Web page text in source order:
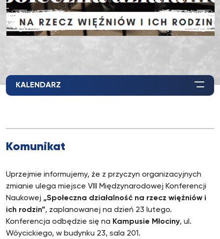
KALENDARZ
Komunikat
Uprzejmie informujemy, że z przyczyn organizacyjnych
zmianie ulega miejsce VIII Międzynarodowej Konferencji
Naukowej „Społeczna działalność na rzecz więźniów i
ich rodzin”, zaplanowanej na dzień 23 lutego.
Konferencja odbędzie się na Kampusie Młociny, ul.
Wóycickiego, w budynku 23, sala 201.